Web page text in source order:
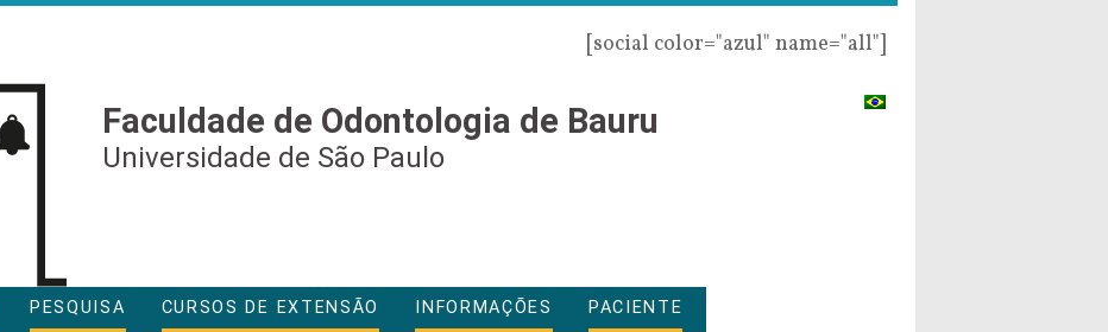
[social color="azul" name="all"]
Faculdade de Odontologia de Bauru
Universidade de São Paulo
PESQUISA CURSOS DE EXTENSÃO INFORMAÇÕES PACIENTE